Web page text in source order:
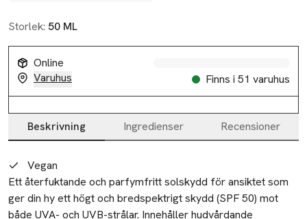
Storlek: 50 ML
Online
Varuhus
Finns i 51 varuhus
Beskrivning Ingredienser Recensioner
Beskrivning
Vegan
Ett återfuktande och parfymfritt solskydd för ansiktet som
ger din hy ett högt och bredspektrigt skydd (SPF 50) mot
både UVA- och UVB-strålar. Innehåller hudvårdande